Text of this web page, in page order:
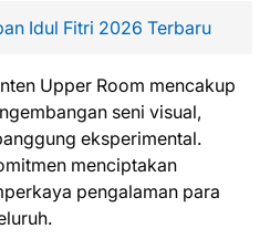
Idul Fitri 2026 Terbaru
Upper Room mencakup
seni visual,
eksperimental.
menciptakan
pengalaman para